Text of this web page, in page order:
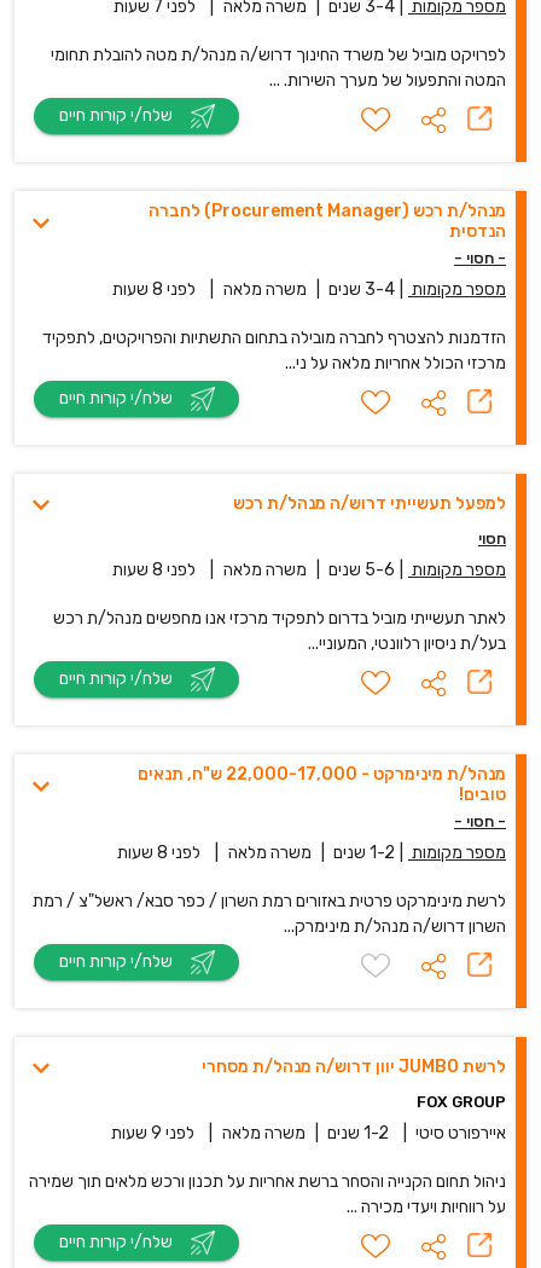
מספר מקומות 3-4 שנים משרה מלאה לפני 7 שעות
לפרויקט מוביל של משרד החינוך דרוש/ה מנהל/ת מטה להובלת תחומי
המטה והתפעול של מערך השירות. ...
מנהל/ת רכש (Procurement Manager) לחברה
הנדסית
- חסוי -
מספר מקומות 3-4 שנים משרה מלאה לפני 8 שעות
הזדמנות להצטרף לחברה מובילה בתחום התשתיות והפרויקטים, לתפקיד
מרכזי הכולל אחריות מלאה על ני...
למפעל תעשייתי דרוש/ה מנהל/ת רכש
חסוי
מספר מקומות 5-6 שנים משרה מלאה לפני 8 שעות
לאתר תעשייתי מוביל בדרום לתפקיד מרכזי אנו מחפשים מנהל/ת רכש
בעל/ת ניסיון רלוונטי, המעוניי...
מנהל/ת מינימרקט - 22,000-17,000 ש"ח, תנאים
טובים!
- חסוי -
מספר מקומות 1-2 שנים משרה מלאה לפני 8 שעות
לרשת מינימרקט פרטית באזורים רמת השרון / כפר סבא/ ראשל"צ / רמת
השרון דרוש/ה מנהל/ת מינימרק...
לרשת JUMBO יוון דרוש/ה מנהל/ת מסחרי
FOX GROUP
איירפורט סיטי 1-2 שנים משרה מלאה לפני 9 שעות
ניהול תחום הקנייה והסחר ברשת אחריות על תכנון ורכש מלאים תוך שמירה
על רווחיות ויעדי מכירה ...